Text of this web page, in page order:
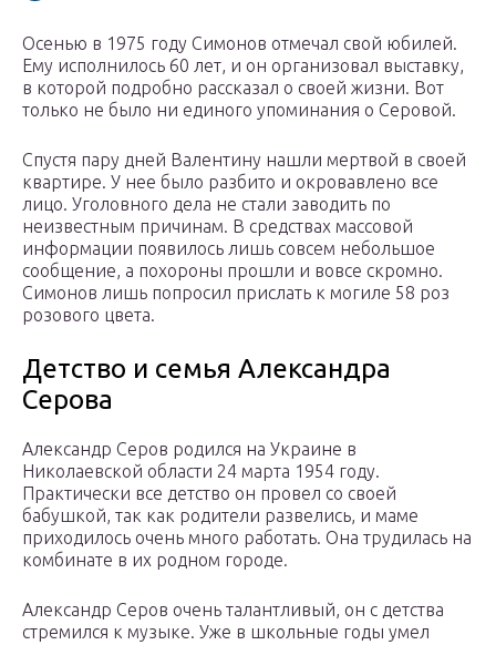
Осенью в 1975 году Симонов отмечал свой юбилей.
Ему исполнилось 60 лет, и он организовал выставку,
в которой подробно рассказал о своей жизни. Вот
только не было ни единого упоминания о Серовой.
Спустя пару дней Валентину нашли мертвой в своей
квартире. У нее было разбито и окровавлено все
лицо. Уголовного дела не стали заводить по
неизвестным причинам. В средствах массовой
информации появилось лишь совсем небольшое
сообщение, а похороны прошли и вовсе скромно.
Симонов лишь попросил прислать к могиле 58 роз
розового цвета.
Детство и семья Александра
Серова
Александр Серов родился на Украине в
Николаевской области 24 марта 1954 году.
Практически все детство он провел со своей
бабушкой, так как родители развелись, и маме
приходилось очень много работать. Она трудилась на
комбинате в их родном городе.
Александр Серов очень талантливый, он с детства
стремился к музыке. Уже в школьные годы умел